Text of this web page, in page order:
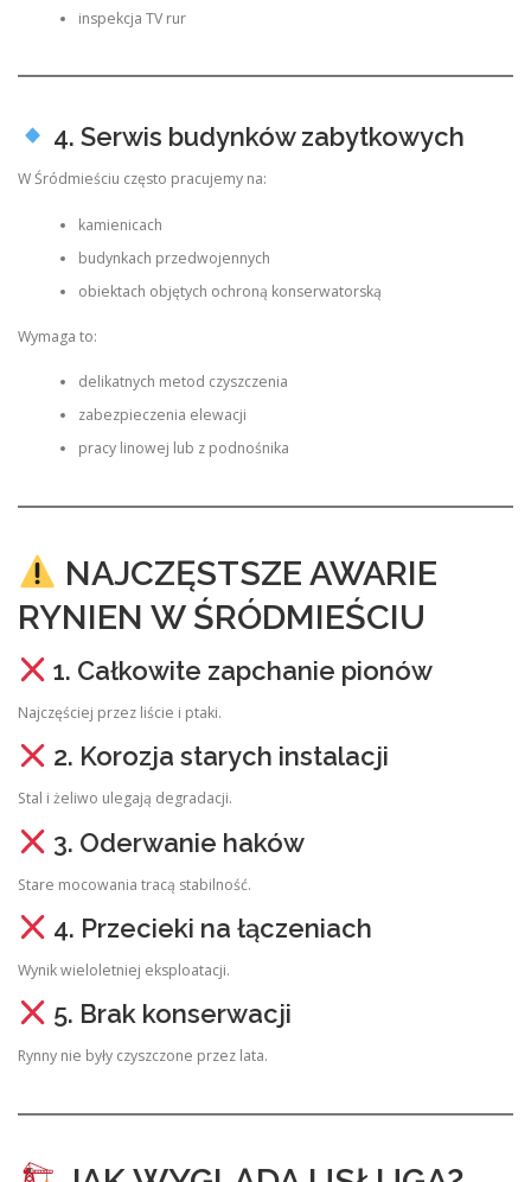
inspekcja TV rur
4. Serwis budynków zabytkowych
W Śródmieściu często pracujemy na:
kamienicach
budynkach przedwojennych
obiektach objętych ochroną konserwatorską
Wymaga to:
delikatnych metod czyszczenia
zabezpieczenia elewacji
pracy linowej lub z podnośnika
NAJCZĘSTSZE AWARIE
RYNIEN W ŚRÓDMIEŚCIU
1. Całkowite zapchanie pionów
Najczęściej przez liście i ptaki.
2. Korozja starych instalacji
Stal i żeliwo ulegają degradacji.
3. Oderwanie haków
Stare mocowania tracą stabilność.
4. Przecieki na łączeniach
Wynik wieloletniej eksploatacji.
5. Brak konserwacji
Rynny nie były czyszczone przez lata.